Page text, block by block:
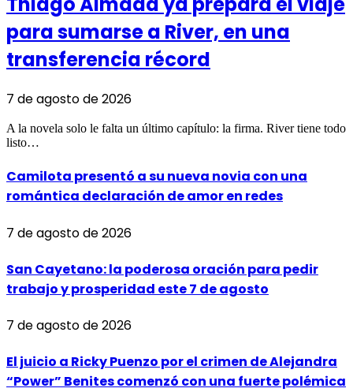
para sumarse a River, en una
transferencia récord
7 de agosto de 2026
A la novela solo le falta un último capítulo: la firma. River tiene todo
listo…
Camilota presentó a su nueva novia con una
romántica declaración de amor en redes
7 de agosto de 2026
San Cayetano: la poderosa oración para pedir
trabajo y prosperidad este 7 de agosto
7 de agosto de 2026
El juicio a Ricky Puenzo por el crimen de Alejandra
“Power” Benites comenzó con una fuerte polémica